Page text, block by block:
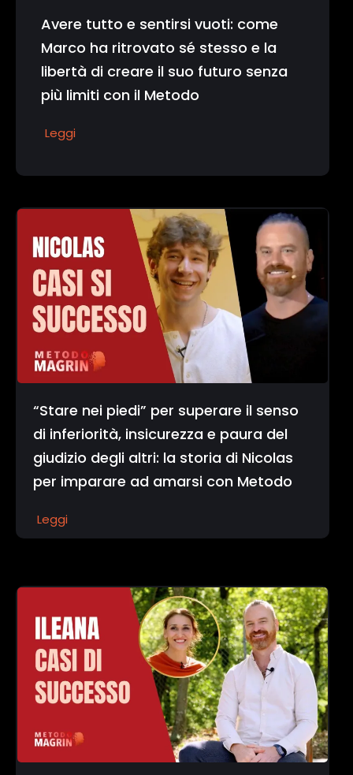
Avere tutto e sentirsi vuoti: come
Marco ha ritrovato sé stesso e la
libertà di creare il suo futuro senza
più limiti con il Metodo
Leggi
“Stare nei piedi” per superare il senso
di inferiorità, insicurezza e paura del
giudizio degli altri: la storia di Nicolas
per imparare ad amarsi con Metodo
Leggi